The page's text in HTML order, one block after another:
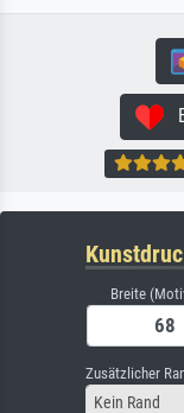
Breite
Zusätzlicher
Kein Rand